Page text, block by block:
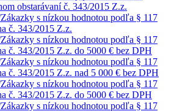
obstarávaní č. 343/2015 Z.z.
s nízkou hodnotou podľa § 117
č. 343/2015 Z.z.
s nízkou hodnotou podľa § 117
č. 343/2015 Z.z. do 5000 € bez DPH
s nízkou hodnotou podľa § 117
č. 343/2015 Z.z. nad 5 000 € bez DPH
s nízkou hodnotou podľa § 117
č. 343/2015 Z.z. do 5000 € bez DPH
s nízkou hodnotou podľa § 117